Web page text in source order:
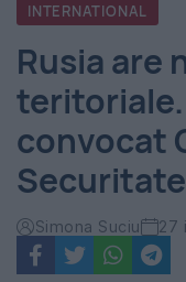
România
-
Evenimentul
Zilei
INTERNATIONAL
Rusia are
convocat
Securitate
Simona Suciu 27